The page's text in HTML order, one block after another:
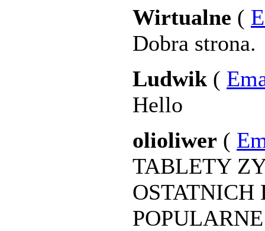
Wirtualne (
Dobra strona.
Ludwik (
Hello
olioliwer (
TABLETY